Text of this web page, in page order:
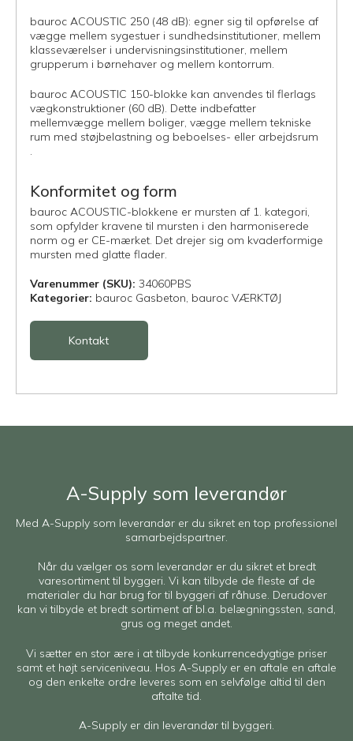
bauroc ACOUSTIC 250 (48 dB): egner sig til opførelse af
vægge mellem sygestuer i sundhedsinstitutioner, mellem
klasseværelser i undervisningsinstitutioner, mellem
grupperum i børnehaver og mellem kontorrum.
bauroc ACOUSTIC 150-blokke kan anvendes til flerlags
vægkonstruktioner (60 dB). Dette indbefatter
mellemvægge mellem boliger, vægge mellem tekniske
rum med støjbelastning og beboelses- eller arbejdsrum
.
Konformitet og form
bauroc ACOUSTIC-blokkene er mursten af 1. kategori,
som opfylder kravene til mursten i den harmoniserede
norm og er CE-mærket. Det drejer sig om kvaderformige
mursten med glatte flader.
Varenummer (SKU): 34060PBS
Kategorier: bauroc Gasbeton, bauroc VÆRKTØJ
Kontakt
A-Supply som leverandør
Med A-Supply som leverandør er du sikret en top professionel
samarbejdspartner.
Når du vælger os som leverandør er du sikret et bredt
varesortiment til byggeri. Vi kan tilbyde de fleste af de
materialer du har brug for til byggeri af råhuse. Derudover
kan vi tilbyde et bredt sortiment af bl.a. belægningssten, sand,
grus og meget andet.
Vi sætter en stor ære i at tilbyde konkurrencedygtige priser
samt et højt serviceniveau. Hos A-Supply er en aftale en aftale
og den enkelte ordre leveres som en selvfølge altid til den
aftalte tid.
A-Supply er din leverandør til byggeri.